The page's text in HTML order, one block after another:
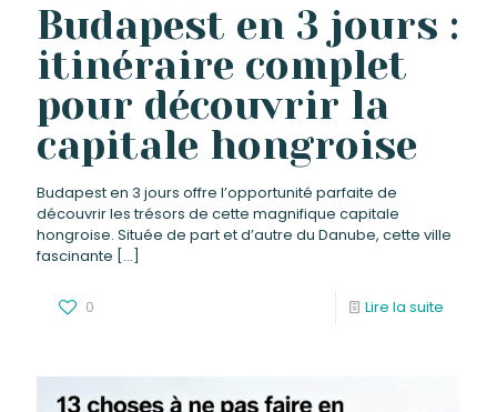
Budapest en 3 jours :
itinéraire complet
pour découvrir la
capitale hongroise
Budapest en 3 jours offre l’opportunité parfaite de
découvrir les trésors de cette magnifique capitale
hongroise. Située de part et d’autre du Danube, cette ville
fascinante […]
0 Lire la suite